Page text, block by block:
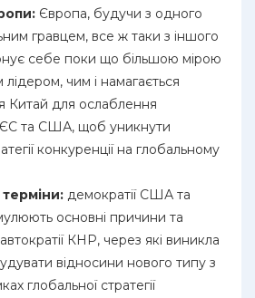
Європа, будучи з одного
гравцем, все ж таки з іншого
себе поки що більшою мірою
лідером, чим і намагається
Китай для ослаблення
ЄС та США, щоб уникнути
конкуренції на глобальному
демократії США та
основні причини та
КНР, через які виникла
відносини нового типу з
глобальної стратегії